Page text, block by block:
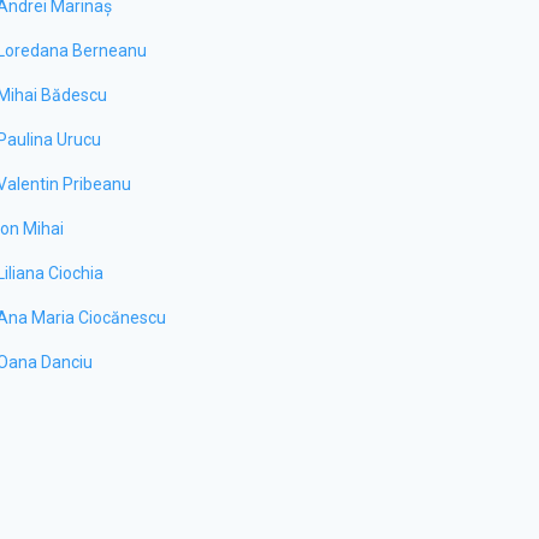
Marinaș
Loredana Berneanu
Mihai Bădescu
Paulina Urucu
Pribeanu
Ion Mihai
Liliana Ciochia
Maria Ciocănescu
Danciu